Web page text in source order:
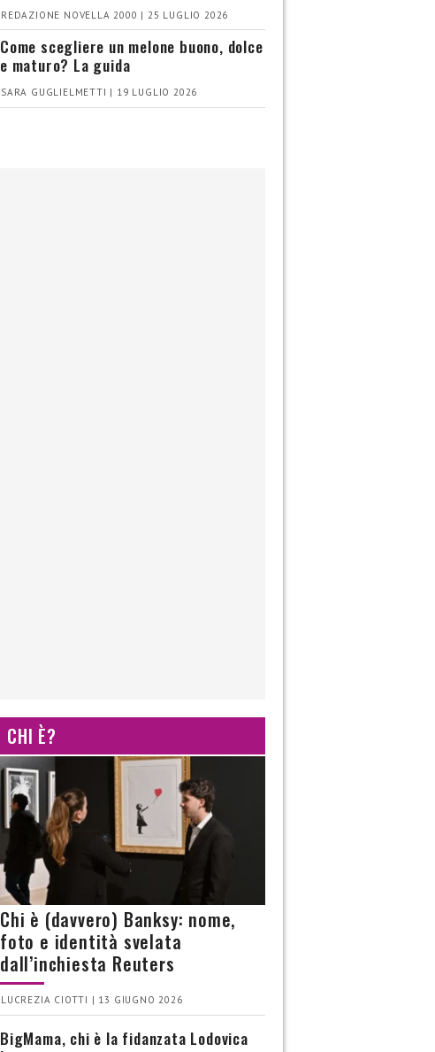
REDAZIONE NOVELLA 2000 | 25 LUGLIO 2026
Come scegliere un melone buono, dolce
e maturo? La guida
SARA GUGLIELMETTI | 19 LUGLIO 2026
CHI È?
Chi è (davvero) Banksy: nome,
foto e identità svelata
dall’inchiesta Reuters
LUCREZIA CIOTTI | 13 GIUGNO 2026
BigMama, chi è la fidanzata Lodovica